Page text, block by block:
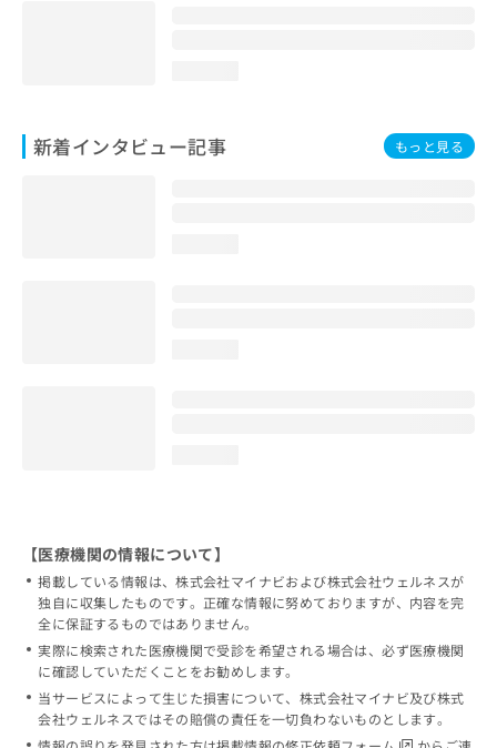
新着インタビュー記事 もっと見る
【医療機関の情報について】
掲載している情報は、株式会社マイナビおよび株式会社ウェルネスが
独自に収集したものです。正確な情報に努めておりますが、内容を完
全に保証するものではありません。
実際に検索された医療機関で受診を希望される場合は、必ず医療機関
に確認していただくことをお勧めします。
当サービスによって生じた損害について、株式会社マイナビ及び株式
会社ウェルネスではその賠償の責任を一切負わないものとします。